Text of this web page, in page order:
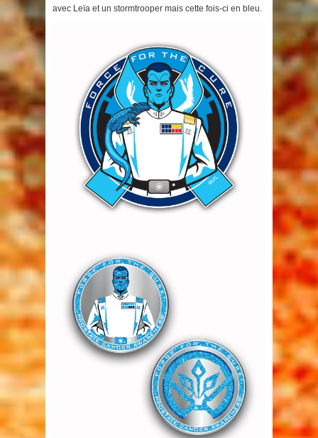
avec Leïa et un stormtrooper mais cette fois-ci en bleu.